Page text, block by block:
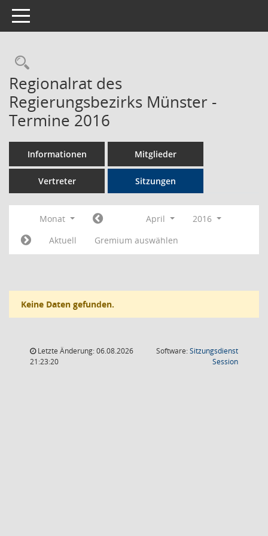
Toggle navigation
Rechercheauswahl
Regionalrat des
Regierungsbezirks Münster -
Termine 2016
Informationen Mitglieder
Vertreter Sitzungen
Monat April
2016
Aktuell
Gremium auswählen
Keine Daten gefunden.
Letzte Änderung: 06.08.2026
21:23:20
Software:Sitzungsdienst
Session(Wird in